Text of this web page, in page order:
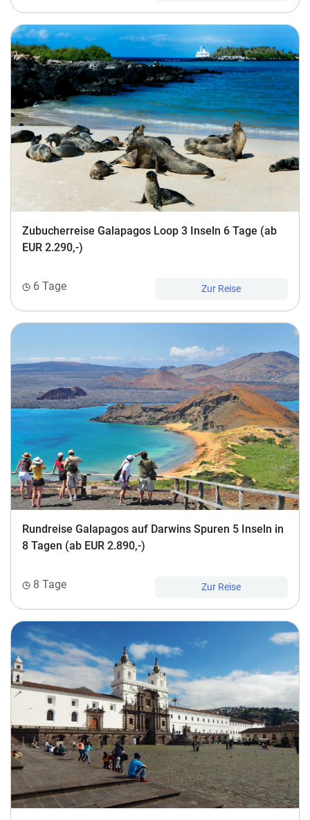
Zubucherreise Galapagos Loop 3 Inseln 6 Tage (ab
EUR 2.290,-)
6 Tage Zur Reise
Rundreise Galapagos auf Darwins Spuren 5 Inseln in
8 Tagen (ab EUR 2.890,-)
8 Tage Zur Reise